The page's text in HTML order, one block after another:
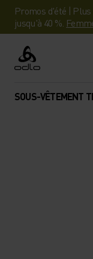
Promos d'été |
jusqu'à 40 %.
Odlo
SOUS-VÊTEMENT